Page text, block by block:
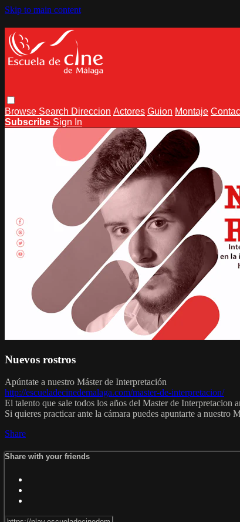
Skip to main content
Browse Search Direccion Actores Guion Montaje
Subscribe Sign In
Nuevos rostros
Apúntate a nuestro Máster de Interpretación
http://escueladecinedemalaga.com/master-de-interpretacion/
El talento que sale todos los años del Master de Interpretacion
Si quieres practicar ante la cámara puedes apuntarte a nuestro
Share
Share with your friends